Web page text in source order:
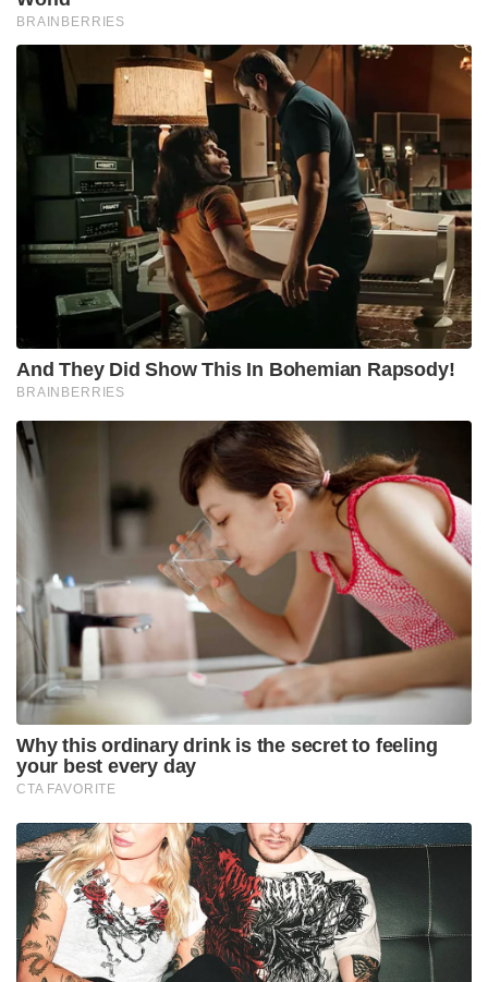
BRAINBERRIES
And They Did Show This In Bohemian Rapsody!
BRAINBERRIES
Why this ordinary drink is the secret to feeling
your best every day
CTA FAVORITE